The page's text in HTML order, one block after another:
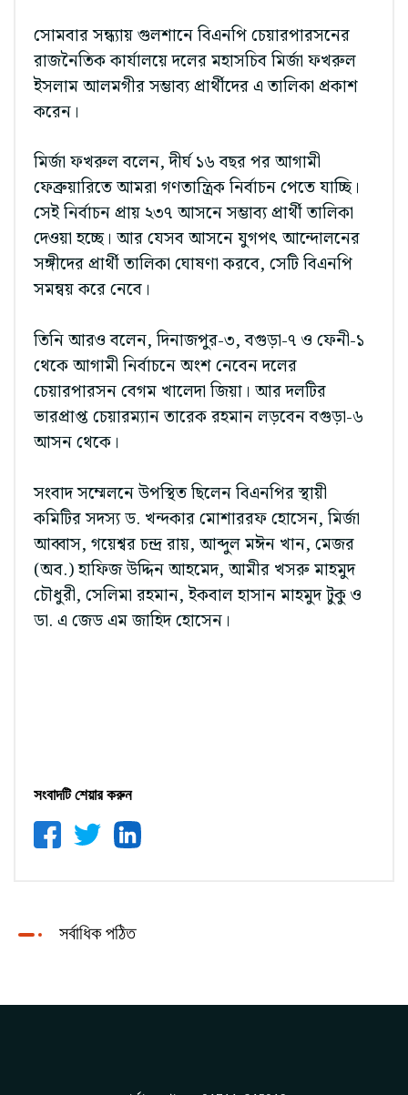
সোমবার সন্ধ্যায় গুলশানে বিএনপি চেয়ারপারসনের
রাজনৈতিক কার্যালয়ে দলের মহাসচিব মির্জা ফখরুল
ইসলাম আলমগীর সম্ভাব্য প্রার্থীদের এ তালিকা প্রকাশ
করেন।
মির্জা ফখরুল বলেন, দীর্ঘ ১৬ বছর পর আগামী
ফেব্রুয়ারিতে আমরা গণতান্ত্রিক নির্বাচন পেতে যাচ্ছি।
সেই নির্বাচন প্রায় ২৩৭ আসনে সম্ভাব্য প্রার্থী তালিকা
দেওয়া হচ্ছে। আর যেসব আসনে যুগপৎ আন্দোলনের
সঙ্গীদের প্রার্থী তালিকা ঘোষণা করবে, সেটি বিএনপি
সমন্বয় করে নেবে।
তিনি আরও বলেন, দিনাজপুর-৩, বগুড়া-৭ ও ফেনী-১
থেকে আগামী নির্বাচনে অংশ নেবেন দলের
চেয়ারপারসন বেগম খালেদা জিয়া। আর দলটির
ভারপ্রাপ্ত চেয়ারম্যান তারেক রহমান লড়বেন বগুড়া-৬
আসন থেকে।
সংবাদ সম্মেলনে উপস্থিত ছিলেন বিএনপির স্থায়ী
কমিটির সদস্য ড. খন্দকার মোশাররফ হোসেন, মির্জা
আব্বাস, গয়েশ্বর চন্দ্র রায়, আব্দুল মঈন খান, মেজর
(অব.) হাফিজ উদ্দিন আহমেদ, আমীর খসরু মাহমুদ
চৌধুরী, সেলিমা রহমান, ইকবাল হাসান মাহমুদ টুকু ও
ডা. এ জেড এম জাহিদ হোসেন।
সংবাদটি শেয়ার করুন
সর্বাধিক পঠিত